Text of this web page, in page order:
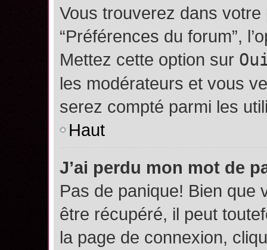
Vous trouverez dans votre
“Préférences du forum”,
Mettez cette option sur
les modérateurs et vous
serez compté parmi les
Haut
J’ai perdu mon mot de
Pas de panique! Bien que
être récupéré, il peut
la page de connexion,